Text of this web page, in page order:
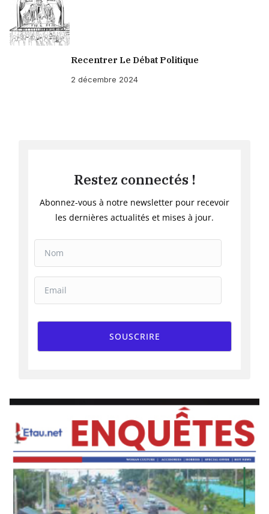
Recentrer Le Débat Politique
2 décembre 2024
Restez connectés !
Abonnez-vous à notre newsletter pour recevoir
les dernières actualités et mises à jour.
SOUSCRIRE